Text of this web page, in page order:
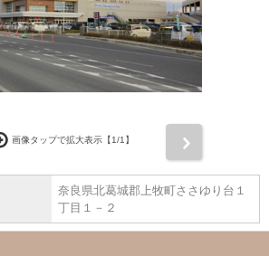
画像タップで拡大表示【1/1】
奈良県北葛城郡上牧町ささゆり台１
丁目１－２